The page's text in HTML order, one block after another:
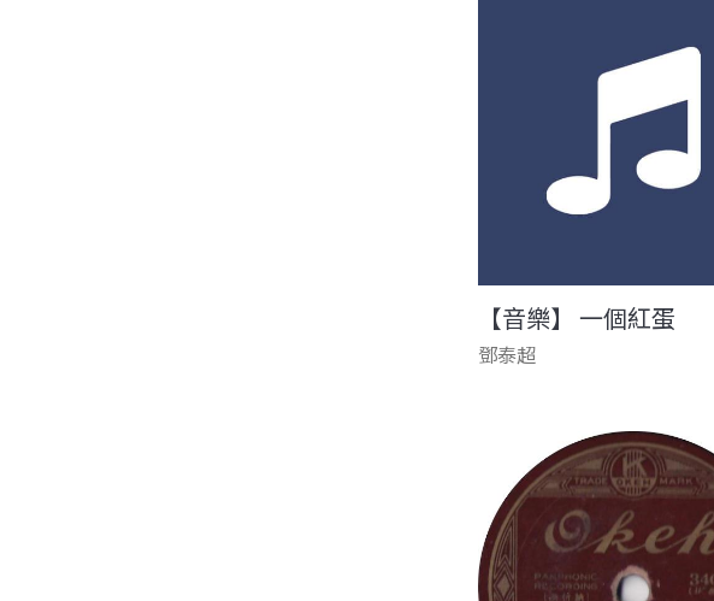
【音樂】 一個紅蛋
鄧泰超